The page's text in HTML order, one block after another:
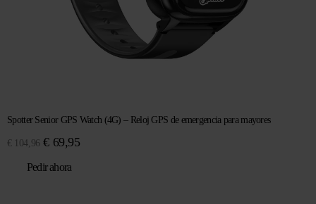
Spotter Senior GPS Watch (4G) – Reloj GPS de emergencia para mayores
€ 104,96 El
original
€ 69,95El
Pedir ahora